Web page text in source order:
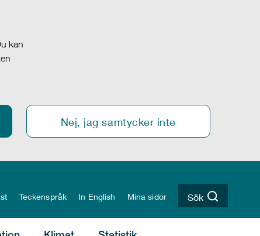
kan
Nej, jag samtycker inte
Teckenspråk In English Mina sidor Sök